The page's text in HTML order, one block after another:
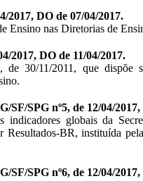
2017, DO de 07/04/2017.
Ensino nas Diretorias de
2017, DO de 11/04/2017.
de 30/11/2011, que dispõe
SF/SPG nº5, de 12/04/
indicadores globais da
Resultados-BR, instituída
SF/SPG nº6, de 12/04/